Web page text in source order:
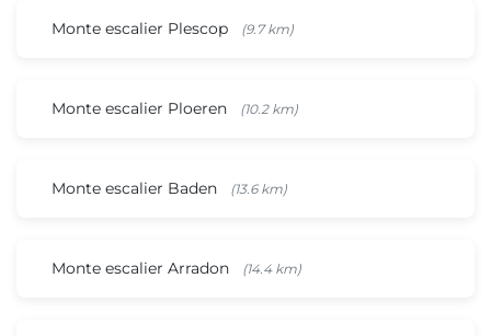
Monte escalier Plescop (9.7 km)
Monte escalier Ploeren (10.2 km)
Monte escalier Baden (13.6 km)
Monte escalier Arradon (14.4 km)